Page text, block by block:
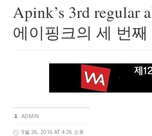
Apink’s 3rd regular
에이핑크의 세 번
ADMIN
9월 26, 2016 AT 4:26 오후
Made with
FLARE
More Info